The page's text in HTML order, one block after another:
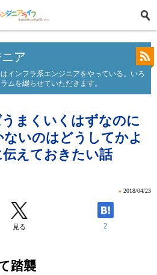
ア
インフラ系エンジニアをやっている。いろ
ムを綴らせていただきます。
まくいくはずなのに
いのはどうしてかよ
えておきたい話
» 2018/04/23
見る 2
踏襲